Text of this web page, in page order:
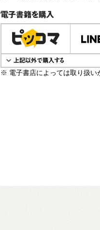
電子書籍で購入
※ 電子書店によっては取り扱い